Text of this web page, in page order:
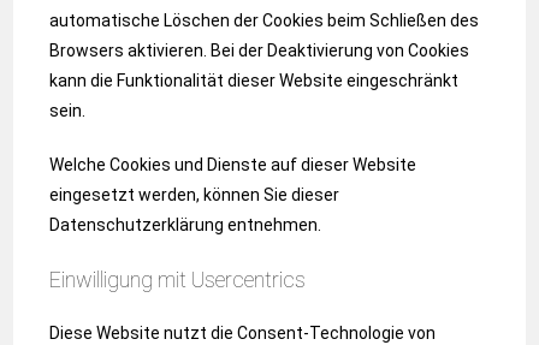
automatische Löschen der Cookies beim Schließen des
Browsers aktivieren. Bei der Deaktivierung von Cookies
kann die Funktionalität dieser Website eingeschränkt
sein.
Welche Cookies und Dienste auf dieser Website
eingesetzt werden, können Sie dieser
Datenschutzerklärung entnehmen.
Einwilligung mit Usercentrics
Diese Website nutzt die Consent-Technologie von